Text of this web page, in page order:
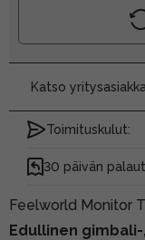
Katso
Toimituskulut:
30 päivän
Feelworld Monitor
Edullinen